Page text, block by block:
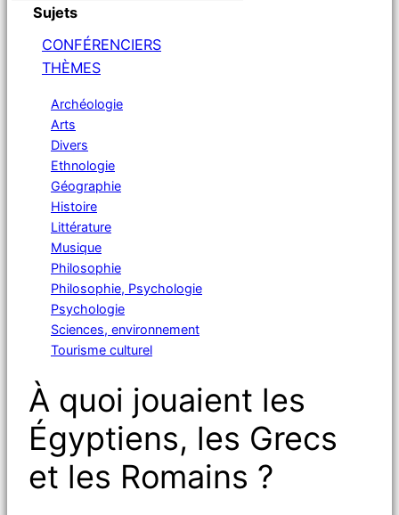
Sujets
CONFÉRENCIERS
THÈMES
Archéologie
Arts
Divers
Ethnologie
Géographie
Histoire
Littérature
Musique
Philosophie
Philosophie, Psychologie
Psychologie
Sciences, environnement
Tourisme culturel
À quoi jouaient les
Égyptiens, les Grecs
et les Romains ?